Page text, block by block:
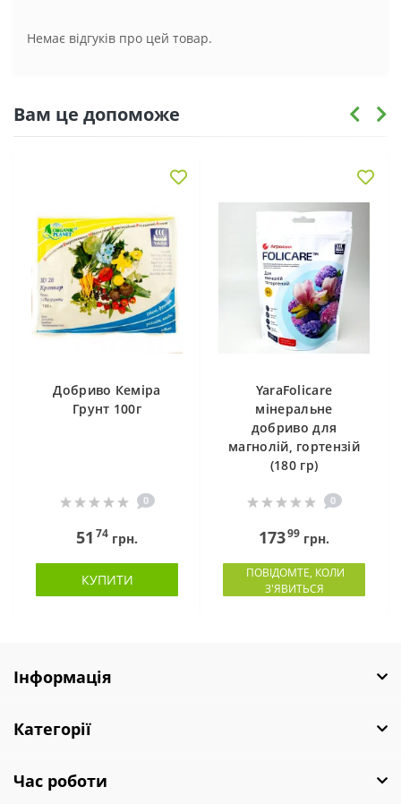
Немає відгуків про цей товар.
Вам це допоможе
Добриво Кеміра
Грунт 100г
0
51 74 грн.
КУПИТИ
YaraFolicare
мінеральне
добриво для
магнолій, гортензій
(180 гр)
0
17399 грн.
ПОВІДОМТЕ, КОЛИ
З'ЯВИТЬСЯ
Інформація
Категорії
Час роботи